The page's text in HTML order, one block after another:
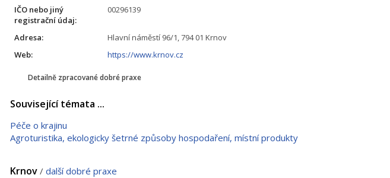
IČO nebo jiný
registrační údaj:
00296139
Adresa:
Hlavní náměstí 96/1, 794 01 Krnov
Web:
https://www.krnov.cz
Detailně zpracované dobré praxe
Související témata ...
Péče o krajinu
Agroturistika, ekologicky šetrné způsoby hospodaření, místní produkty
Krnov/další dobré praxe